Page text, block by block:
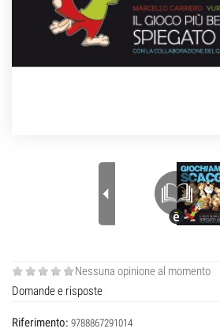
Nessuna opinione al momento
Domande e risposte
Riferimento: 9788867291014